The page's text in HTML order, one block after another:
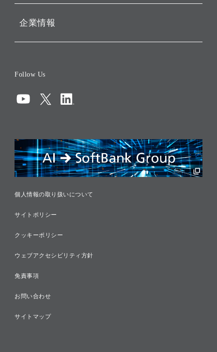
企業情報
コンプライアンス
リスクマネジメント
税務に対する取り組み
採用情報
Follow Us
個人情報の取り扱いについて
サイトポリシー
クッキーポリシー
ウェブアクセシビリティ方針
免責事項
お問い合わせ
サイトマップ